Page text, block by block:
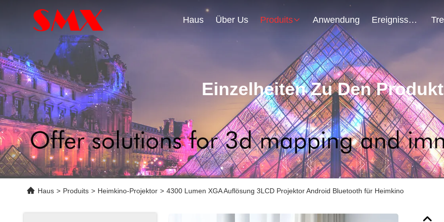
Haus Über Us Produits Anwendung Ereignisse
Einzelheiten Zu Den
Haus > Produits > Heimkino-Projektor > 4300 Lumen XGA Auflösung 3LCD Projektor Android Bluetooth für Heimkino